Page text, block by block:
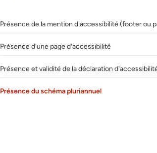
Présence de la mention d'accessibilité (footer ou
Présence d'une page d'accessibilité
Présence et validité de la déclaration
Présence du schéma pluriannuel